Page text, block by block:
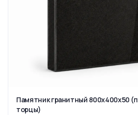
Памятник гранитный 800x400x50
торцы)